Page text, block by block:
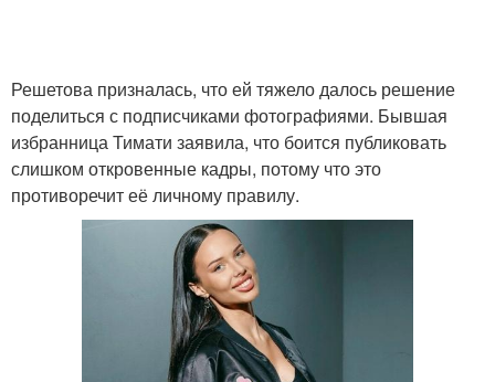
Решетова призналась, что ей тяжело далось решение
поделиться с подписчиками фотографиями. Бывшая
избранница Тимати заявила, что боится публиковать
слишком откровенные кадры, потому что это
противоречит её личному правилу.